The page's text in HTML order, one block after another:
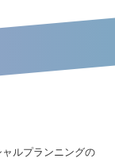
ルプランニングの